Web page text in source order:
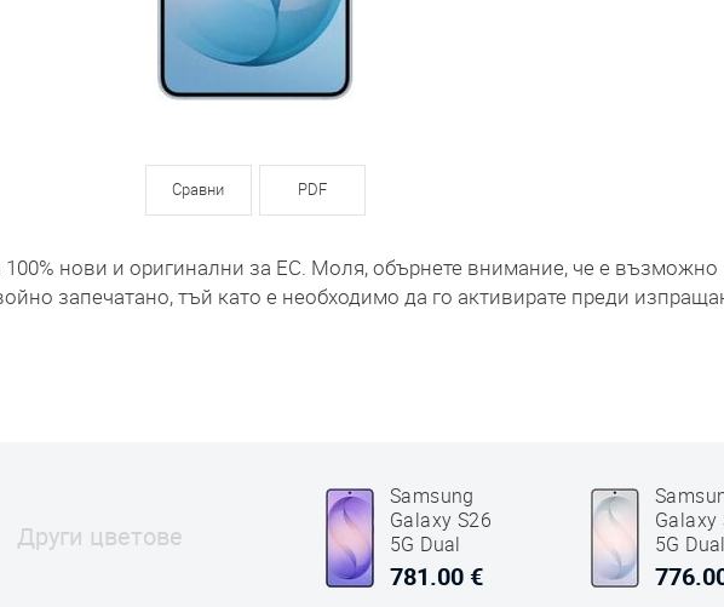
Сравни PDF
100% нови и оригинални за ЕС. Моля, обърнете внимание, че е възможно
запечатано, тъй като е необходимо да го активирате преди
Други цветове
Samsung
Galaxy S26
5G Dual
SIM 512GB
781.00 €
Galaxy
5G Dual
SIM